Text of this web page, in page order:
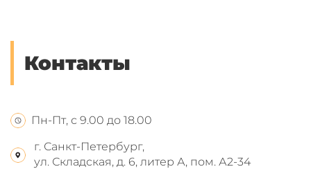
Контакты
Пн-Пт, с 9.00 до 18.00
г. Санкт-Петербург,
ул. Складская, д. 6, литер А, пом. А2-34